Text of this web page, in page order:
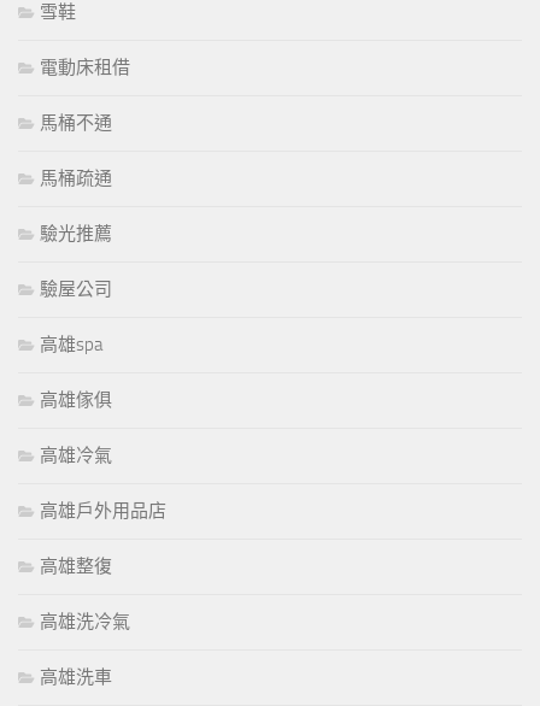
雪鞋
電動床租借
馬桶不通
馬桶疏通
驗光推薦
驗屋公司
高雄spa
高雄傢俱
高雄冷氣
高雄戶外用品店
高雄整復
高雄洗冷氣
高雄洗車